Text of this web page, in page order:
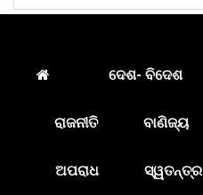
ଦେଶ- ବିଦେଶ
ରାଜନୀତି ବାଣିଜ୍ୟ
ଅପରାଧ ସ୍ୱତନ୍ତ୍ର